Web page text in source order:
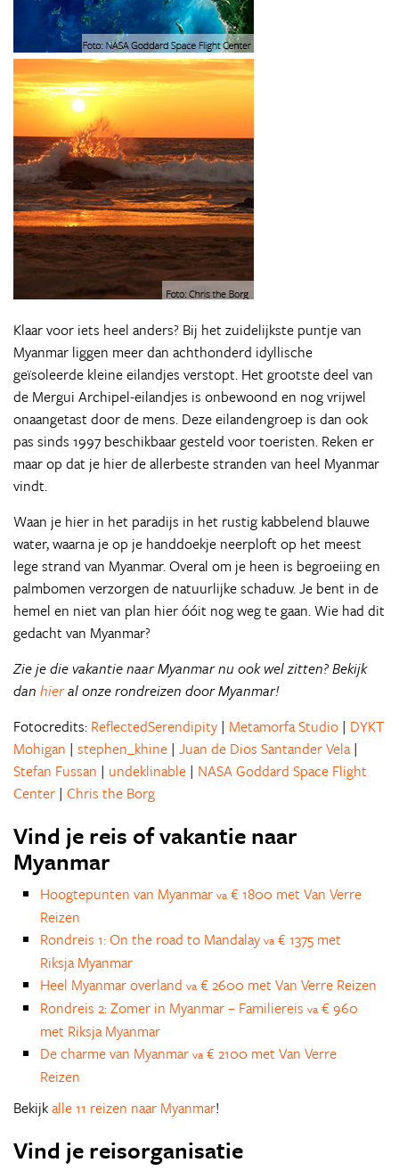
Klaar voor iets heel anders? Bij het zuidelijkste puntje van
Myanmar liggen meer dan achthonderd idyllische
geïsoleerde kleine eilandjes verstopt. Het grootste deel van
de Mergui Archipel-eilandjes is onbewoond en nog vrijwel
onaangetast door de mens. Deze eilandengroep is dan ook
pas sinds 1997 beschikbaar gesteld voor toeristen. Reken er
maar op dat je hier de allerbeste stranden van heel Myanmar
vindt.
Waan je hier in het paradijs in het rustig kabbelend blauwe
water, waarna je op je handdoekje neerploft op het meest
lege strand van Myanmar. Overal om je heen is begroeiing en
palmbomen verzorgen de natuurlijke schaduw. Je bent in de
hemel en niet van plan hier óóit nog weg te gaan. Wie had dit
gedacht van Myanmar?
Zie je die vakantie naar Myanmar nu ook wel zitten? Bekijk
dan hieral onze rondreizen door Myanmar!
Fotocredits: ReflectedSerendipity | Metamorfa Studio | DYKT
Mohigan | stephen_khine | Juan de Dios Santander Vela |
Stefan Fussan | undeklinable | NASA Goddard Space Flight
Center | Chris the Borg
Vind je reis of vakantie naar
Myanmar
Hoogtepunten van Myanmar va € 1800 met Van Verre
Reizen
Rondreis 1: On the road to Mandalay va € 1375 met
Riksja Myanmar
Heel Myanmar overland va € 2600 met Van Verre Reizen
Rondreis 2: Zomer in Myanmar – Familiereis va € 960
met Riksja Myanmar
De charme van Myanmar va € 2100 met Van Verre
Reizen
Bekijkalle 11 reizen naar Myanmar!
Vind je reisorganisatie